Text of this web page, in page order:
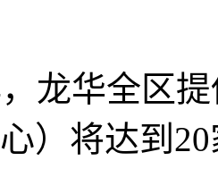
龙华全区
心）将达到